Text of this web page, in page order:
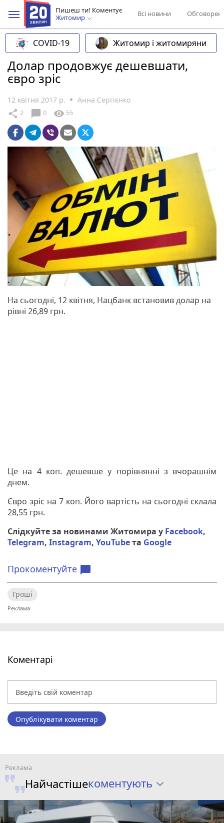
Пишеш ти! Коментує
Житомир
Всі новини
COVID-19 Житомир і житомиряни
Долар продовжує дешевшати,
євро зріс
12 квітня 2017 р. Анна Сергієнко
share 2 chat_bubble 0 visibility 55
На сьогодні, 12 квітня, Нацбанк встановив долар на
рівні 26,89 грн.
Це на 4 коп. дешевше у порівнянні з вчорашнім
днем.
Євро зріс на 7 коп. Його вартість на сьогодні склала
28,55 грн.
Слідкуйте за новинами Житомира у Facebook,
Telegram, Instagram, YouTubeта Google
Прокоментуйте chat_bubble
Гроші
Коментарі
Опублікувати коментар
Найчастішекоментують